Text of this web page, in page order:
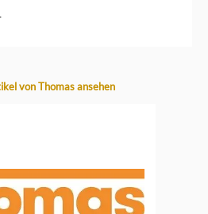
von Thomas ansehen